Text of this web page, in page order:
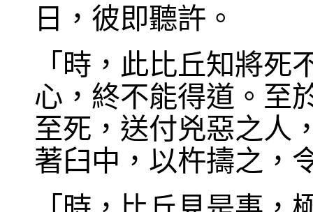
日，彼即聽許。
「時，此比丘知將死
心，終不能得道。至
至死，送付兇惡之人
著臼中，以杵擣之，